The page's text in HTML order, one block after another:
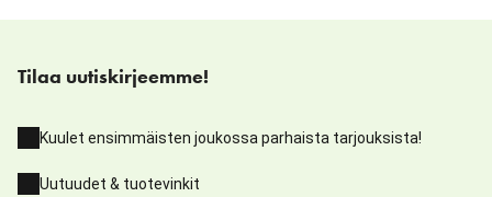
Tilaa uutiskirjeemme!
Kuulet ensimmäisten joukossa parhaista tarjouksista!
Uutuudet & tuotevinkit